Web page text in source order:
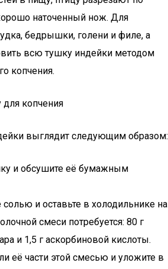
наточенный нож. Для
бедрышки, голени и филе, а
всю тушку индейки методом
копчения.
для копчения
выглядит следующим образом:
и обсушите её бумажным
солью и оставьте в холодильнике на
смеси потребуется: 80 г
и 1,5 г аскорбиновой кислоты.
её части этой смесью и уложите в